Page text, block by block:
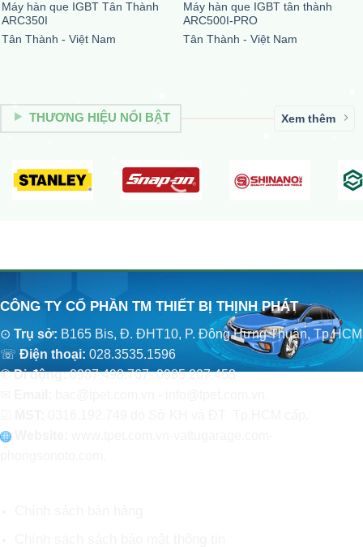
Máy hàn que IGBT Tân Thành
ARC350I
Tân Thành - Việt Nam
Máy hàn que IGBT tân thành
ARC500I-PRO
Tân Thành - Việt Nam
THƯƠNG HIỆU NỔI BẬT Xem thêm
CÔNG TY CỔ PHẦN TM THIẾT BỊ THỊNH PHÁT
⊙ Trụ sở: B165 Bis, Đ. ĐHT10, P. Đông Hưng Thuận, Tp.HCM
☏ Điện thoại: 028.3535.1596
✆Di động:0937.498.767- 0985.207.458